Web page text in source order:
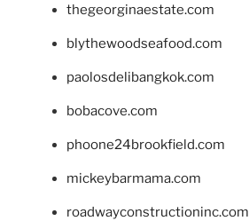
thegeorginaestate.com
blythewoodseafood.com
paolosdelibangkok.com
bobacove.com
phoone24brookfield.com
mickeybarmama.com
roadwayconstructioninc.com